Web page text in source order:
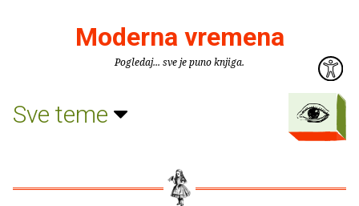
Moderna vremena
Pogledaj... sve je puno knjiga.
Sve teme